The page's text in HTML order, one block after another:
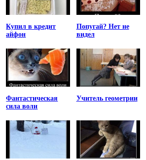
Купил в кредит
айфон
Попугай? Нет не
видел
Фантастическая
сила воли
Учитель геометрии